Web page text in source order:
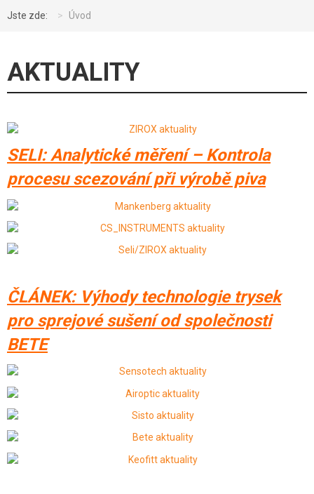
Jste zde: Úvod
AKTUALITY
SELI: Analytické měření – Kontrola
procesu scezování při výrobě piva
ČLÁNEK: Výhody technologie trysek
pro sprejové sušení od společnosti
BETE